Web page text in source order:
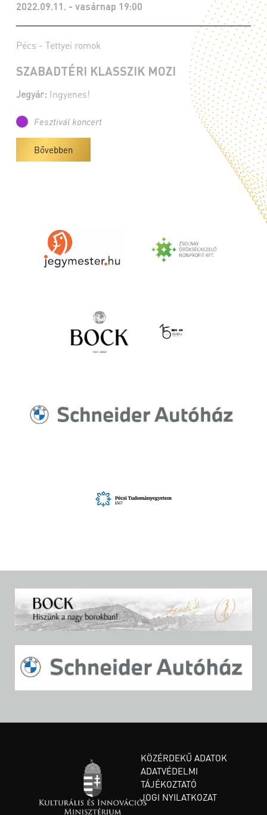
2022.09.11. - vasárnap 19:00
Pécs - Tettyei romok
SZABADTÉRI KLASSZIK MOZI
Jegyár: Ingyenes!
Fesztivál koncert
Bővebben
KÖZÉRDEKŰ ADATOK
ADATVÉDELMI
TÁJÉKOZTATÓ
JOGI NYILATKOZAT